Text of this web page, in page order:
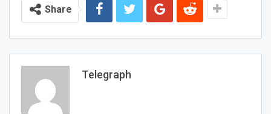
Share
Telegraph